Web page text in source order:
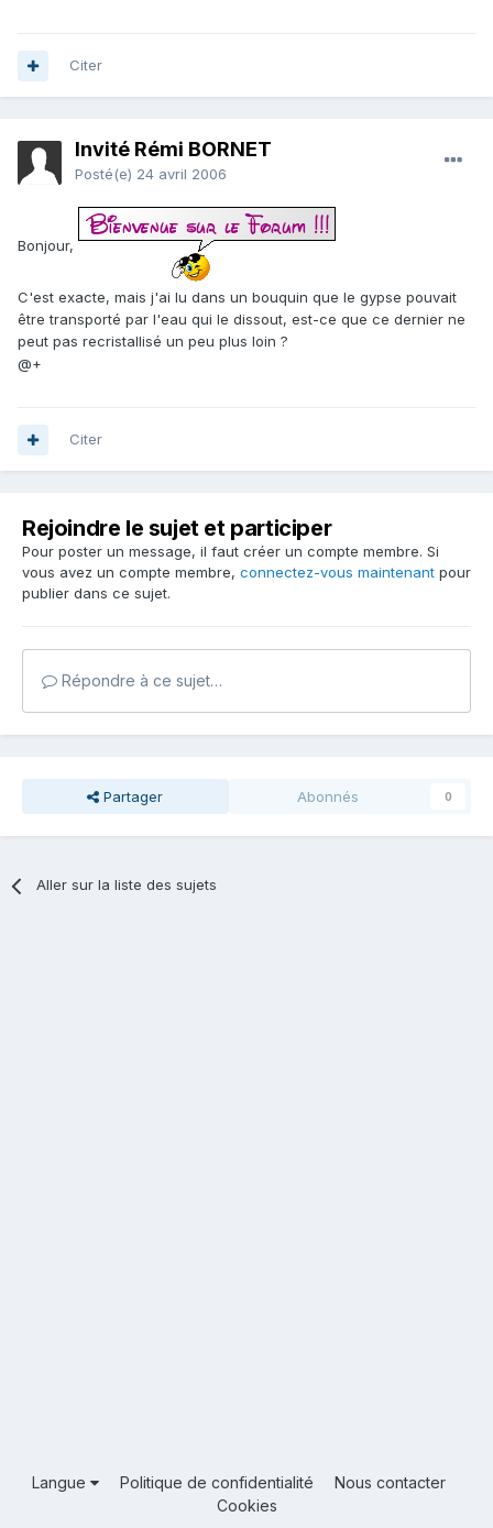
Citer
Invité Rémi BORNET
Posté(e) 24 avril 2006
Bonjour,
C'est exacte, mais j'ai lu dans un bouquin que le gypse pouvait
être transporté par l'eau qui le dissout, est-ce que ce dernier ne
peut pas recristallisé un peu plus loin ?
@+
Citer
Rejoindre le sujet et participer
Pour poster un message, il faut créer un compte membre. Si
vous avez un compte membre, connectez-vous maintenant pour
publier dans ce sujet.
Répondre à ce sujet…
Partager Abonnés 0
Aller sur la liste des sujets
Langue Politique de confidentialité
Nous contacter
Cookies